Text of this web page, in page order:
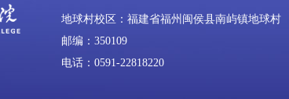
地球村校区：福建省福州闽侯县南屿镇地球村
邮编：350109
电话：0591-22818220